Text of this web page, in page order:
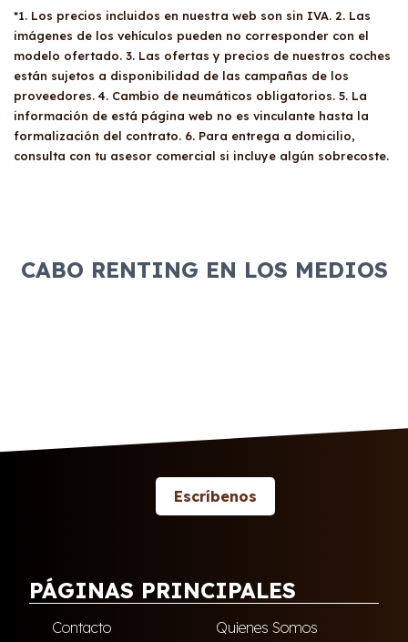
entradas.
*1. Los precios incluidos en nuestra web son sin IVA. 2. Las
imágenes de los vehículos pueden no corresponder con el
modelo ofertado. 3. Las ofertas y precios de nuestros coches
están sujetos a disponibilidad de las campañas de los
proveedores. 4. Cambio de neumáticos obligatorios. 5. La
información de está página web no es vinculante hasta la
formalización del contrato. 6. Para entrega a domicilio,
consulta con tu asesor comercial si incluye algún sobrecoste.
CABO RENTING EN LOS MEDIOS
Escríbenos
PÁGINAS PRINCIPALES
Contacto
Quienes Somos